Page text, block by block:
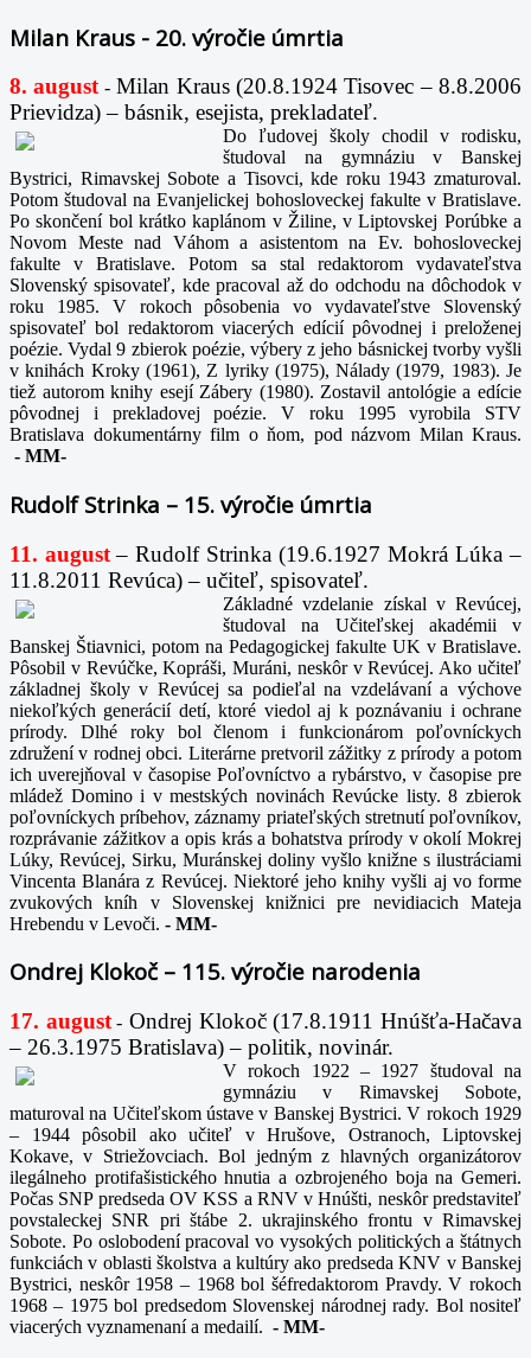
Milan Kraus - 20. výročie úmrtia
8. august -Milan Kraus (20.8.1924 Tisovec – 8.8.2006
Prievidza) – básnik, esejista, prekladateľ.
Do ľudovej školy chodil v rodisku,
študoval na gymnáziu v Banskej
Bystrici, Rimavskej Sobote a Tisovci, kde roku 1943 zmaturoval.
Potom študoval na Evanjelickej bohosloveckej fakulte v Bratislave.
Po skončení bol krátko kaplánom v Žiline, v Liptovskej Porúbke a
Novom Meste nad Váhom a asistentom na Ev. bohosloveckej
fakulte v Bratislave. Potom sa stal redaktorom vydavateľstva
Slovenský spisovateľ, kde pracoval až do odchodu na dôchodok v
roku 1985. V rokoch pôsobenia vo vydavateľstve Slovenský
spisovateľ bol redaktorom viacerých edícií pôvodnej i preloženej
poézie. Vydal 9 zbierok poézie, výbery z jeho básnickej tvorby vyšli
v knihách Kroky (1961), Z lyriky (1975), Nálady (1979, 1983). Je
tiež autorom knihy esejí Zábery (1980). Zostavil antológie a edície
pôvodnej i prekladovej poézie. V roku 1995 vyrobila STV
Bratislava dokumentárny film o ňom, pod názvom Milan Kraus.
- MM-
Rudolf Strinka – 15. výročie úmrtia
11. august – Rudolf Strinka (19.6.1927 Mokrá Lúka –
11.8.2011 Revúca) – učiteľ, spisovateľ.
Základné vzdelanie získal v Revúcej,
študoval na Učiteľskej akadémii v
Banskej Štiavnici, potom na Pedagogickej fakulte UK v Bratislave.
Pôsobil v Revúčke, Kopráši, Muráni, neskôr v Revúcej. Ako učiteľ
základnej školy v Revúcej sa podieľal na vzdelávaní a výchove
niekoľkých generácií detí, ktoré viedol aj k poznávaniu i ochrane
prírody. Dlhé roky bol členom i funkcionárom poľovníckych
združení v rodnej obci. Literárne pretvoril zážitky z prírody a potom
ich uverejňoval v časopise Poľovníctvo a rybárstvo, v časopise pre
mládež Domino i v mestských novinách Revúcke listy. 8 zbierok
poľovníckych príbehov, záznamy priateľských stretnutí poľovníkov,
rozprávanie zážitkov a opis krás a bohatstva prírody v okolí Mokrej
Lúky, Revúcej, Sirku, Muránskej doliny vyšlo knižne s ilustráciami
Vincenta Blanára z Revúcej. Niektoré jeho knihy vyšli aj vo forme
zvukových kníh v Slovenskej knižnici pre nevidiacich Mateja
Hrebendu v Levoči. - MM-
Ondrej Klokoč – 115. výročie narodenia
17. august- Ondrej Klokoč (17.8.1911 Hnúšťa-Hačava
– 26.3.1975 Bratislava) – politik, novinár.
V rokoch 1922 – 1927 študoval na
gymnáziu v Rimavskej Sobote,
maturoval na Učiteľskom ústave v Banskej Bystrici. V rokoch 1929
– 1944 pôsobil ako učiteľ v Hrušove, Ostranoch, Liptovskej
Kokave, v Striežovciach. Bol jedným z hlavných organizátorov
ilegálneho protifašistického hnutia a ozbrojeného boja na Gemeri.
Počas SNP predseda OV KSS a RNV v Hnúšti, neskôr predstaviteľ
povstaleckej SNR pri štábe 2. ukrajinského frontu v Rimavskej
Sobote. Po oslobodení pracoval vo vysokých politických a štátnych
funkciách v oblasti školstva a kultúry ako predseda KNV v Banskej
Bystrici, neskôr 1958 – 1968 bol šéfredaktorom Pravdy. V rokoch
1968 – 1975 bol predsedom Slovenskej národnej rady. Bol nositeľ
viacerých vyznamenaní a medailí. - MM-